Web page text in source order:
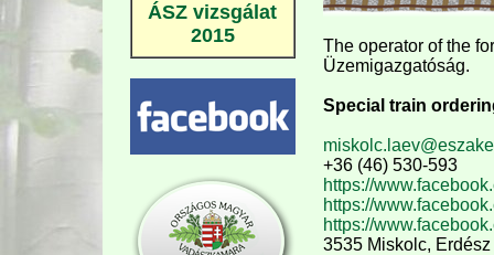
ÁSZ vizsgálat
2015
The operator of the
Üzemigazgatóság.
Special train
+36 (46) 530-593
https://
https://
https://
3535 Miskolc, Erdész